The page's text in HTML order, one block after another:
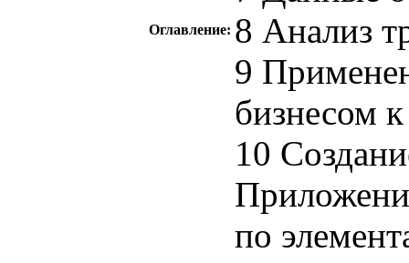
Оглавление: 8 Анализ
9
бизнесом к
10
по